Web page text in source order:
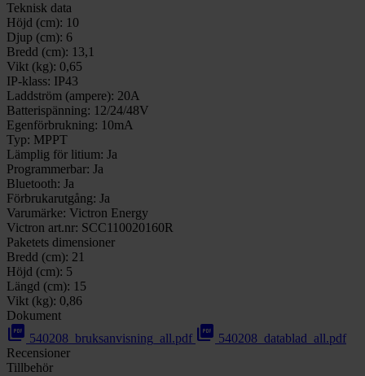
Teknisk data
Höjd (cm): 10
Djup (cm): 6
Bredd (cm): 13,1
Vikt (kg): 0,65
IP-klass: IP43
Laddström (ampere): 20A
Batterispänning: 12/24/48V
Egenförbrukning: 10mA
Typ: MPPT
Lämplig för litium: Ja
Programmerbar: Ja
Bluetooth: Ja
Förbrukarutgång: Ja
Varumärke: Victron Energy
Victron art.nr: SCC110020160R
Paketets dimensioner
Bredd (cm): 21
Höjd (cm): 5
Längd (cm): 15
Vikt (kg): 0,86
Dokument
picture_as_pdf 540208_bruksanvisning_all.pdf picture_as_pdf 540208_datablad_all.pdf
Recensioner
Tillbehör